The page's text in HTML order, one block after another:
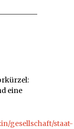
eine
gesellschaft/staat-